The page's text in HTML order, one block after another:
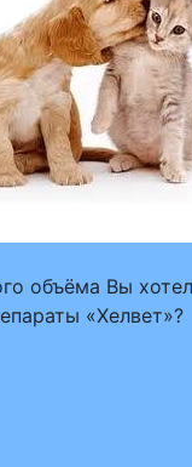
объёма Вы
«Хелвет»?